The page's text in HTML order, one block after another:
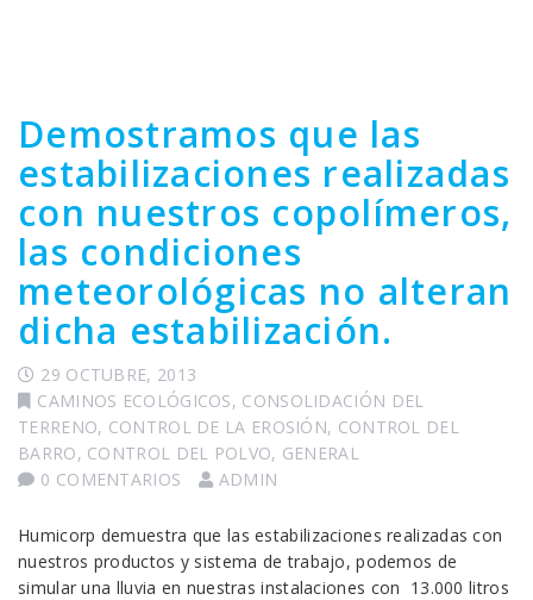
Demostramos que las
estabilizaciones realizadas
con nuestros copolímeros,
las condiciones
meteorológicas no alteran
dicha estabilización.
29 OCTUBRE, 2013
CAMINOS ECOLÓGICOS, CONSOLIDACIÓN DEL
TERRENO, CONTROL DE LA EROSIÓN, CONTROL DEL
BARRO, CONTROL DEL POLVO, GENERAL
0 COMENTARIOS
ADMIN
Humicorp demuestra que las estabilizaciones realizadas con
nuestros productos y sistema de trabajo, podemos de
simular una lluvia en nuestras instalaciones con 13.000 litros